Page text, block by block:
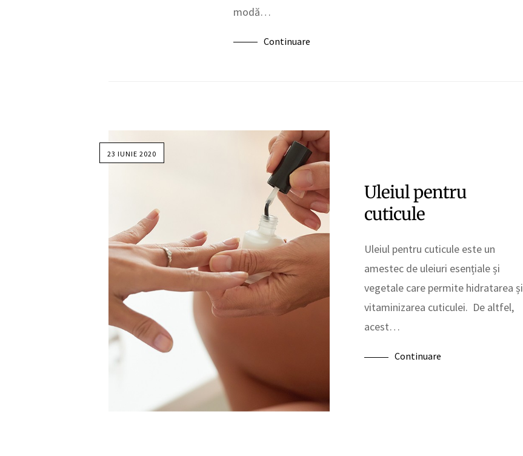
modă…
Continuare
23 IUNIE 2020
Uleiul pentru
cuticule
Uleiul pentru cuticule este un
amestec de uleiuri esențiale și
vegetale care permite hidratarea și
vitaminizarea cuticulei. De altfel,
acest…
Continuare